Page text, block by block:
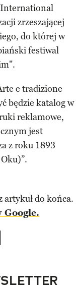
International
zrzeszającej
do której w
festiwal
e tradizione
będzie katalog w
reklamowe,
jest
z roku 1893
artykuł do końca.
Google.